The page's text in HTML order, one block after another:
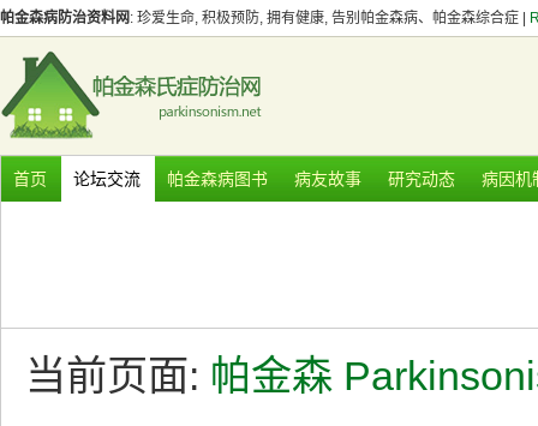
帕金森病防治资料网 : 珍爱生命, 积极预防, 拥有健康, 告别帕金森病、帕金森综合症 |
首页 论坛交流 帕金森病图书 病友故事 研究动态 病因机
当前页面: 帕金森